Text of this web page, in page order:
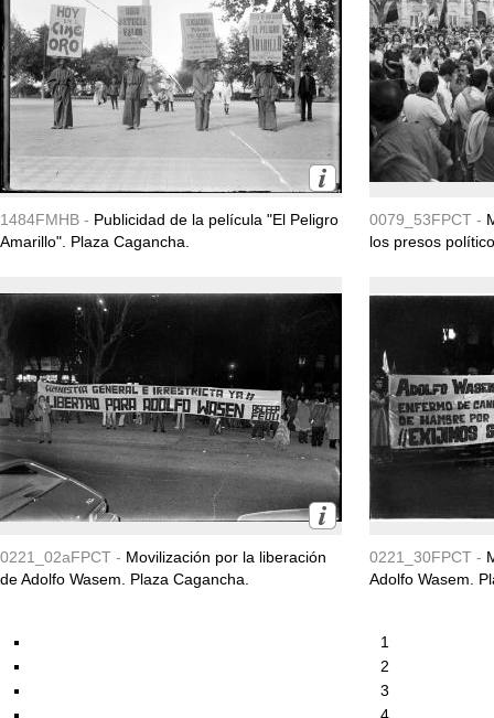
1484FMHB - Publicidad de la película "El Peligro
Amarillo". Plaza Cagancha.
0079_53FPCT -
los presos
0221_02aFPCT - Movilización por la liberación
de Adolfo Wasem. Plaza Cagancha.
0221_30FPCT -
Adolfo Wasem.
1
2
3